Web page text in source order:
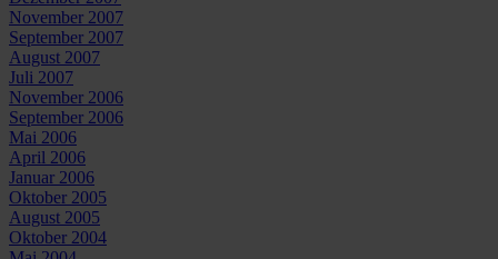
November 2007
September 2007
August 2007
Juli 2007
November 2006
September 2006
Mai 2006
April 2006
Januar 2006
Oktober 2005
August 2005
Oktober 2004